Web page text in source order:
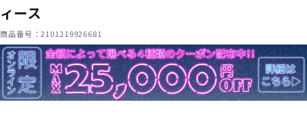
ィース
商品番号：2101219926681